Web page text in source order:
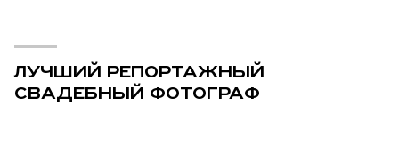
ЛУЧШИЙ РЕПОРТАЖНЫЙ
СВАДЕБНЫЙ ФОТОГРАФ